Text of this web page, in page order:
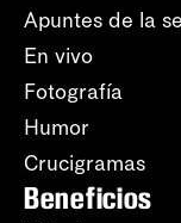
Apuntes de la
En vivo
Fotografía
Humor
Crucigramas
Beneficios